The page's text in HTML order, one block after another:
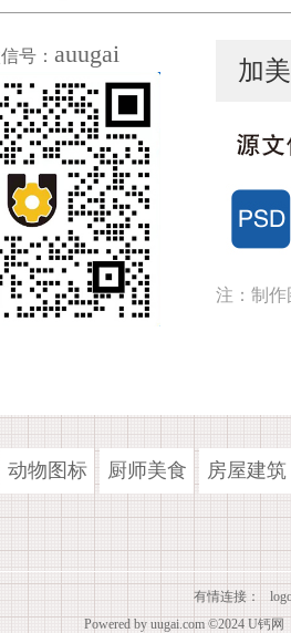
号： auugai
加
注：制作
动物图标 厨师美食 房屋建筑
有情连接：
Powered by uugai.com ©2024 U钙网